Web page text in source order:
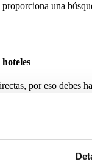
una
por eso debes
Puedes